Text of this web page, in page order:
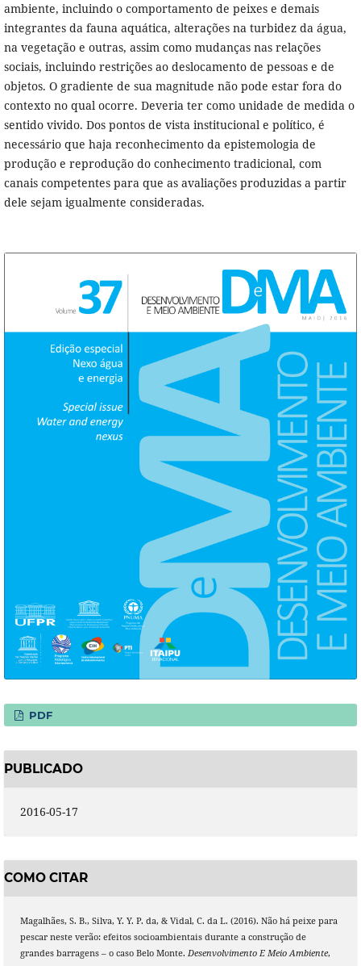
ambiente, incluindo o comportamento de peixes e demais
integrantes da fauna aquática, alterações na turbidez da água,
na vegetação e outras, assim como mudanças nas relações
sociais, incluindo restrições ao deslocamento de pessoas e de
objetos. O gradiente de sua magnitude não pode estar fora do
contexto no qual ocorre. Deveria ter como unidade de medida o
sentido vivido. Dos pontos de vista institucional e político, é
necessário que haja reconhecimento da epistemologia de
produção e reprodução do conhecimento tradicional, com
canais competentes para que as avaliações produzidas a partir
dele sejam igualmente consideradas.
PDF
PUBLICADO
2016-05-17
COMO CITAR
Magalhães, S. B., Silva, Y. Y. P. da, & Vidal, C. da L. (2016). Não há peixe para
pescar neste verão: efeitos socioambientais durante a construção de
grandes barragens – o caso Belo Monte. Desenvolvimento E Meio Ambiente,